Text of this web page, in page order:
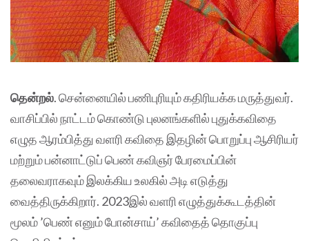
தென்றல். சென்னையில் பணிபுரியும் கதிரியக்க மருத்துவர்.
வாசிப்பில் நாட்டம் கொண்டு புலனங்களில் புதுக்கவிதை
எழுத ஆரம்பித்து வளரி கவிதை இதழின் பொறுப்பு ஆசிரியர்
மற்றும் பன்னாட்டுப் பெண் கவிஞர் பேரமைப்பின்
தலைவராகவும் இலக்கிய உலகில் அடி எடுத்து
வைத்திருக்கிறார். 2023இல் வளரி எழுத்துக்கூடத்தின்
மூலம் ’பெண் எனும் போன்சாய்’ கவிதைத் தொகுப்பு